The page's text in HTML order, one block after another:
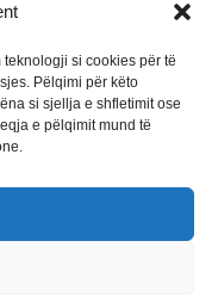
teknologji si cookies për të
Pëlqimi për këto
si sjellja e shfletimit ose
e pëlqimit mund të
415k Followers